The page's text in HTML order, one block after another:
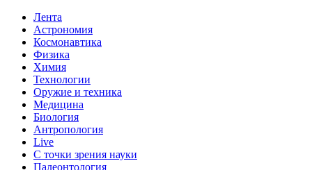
Лента
Астрономия
Космонавтика
Физика
Химия
Технологии
Оружие и техника
Медицина
Биология
Антропология
Live
С точки зрения науки
Палеонтология